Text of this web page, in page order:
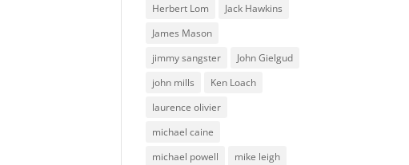
Herbert Lom
Jack Hawkins
James Mason
jimmy sangster
John Gielgud
john mills
Ken Loach
laurence olivier
michael caine
michael powell
mike leigh